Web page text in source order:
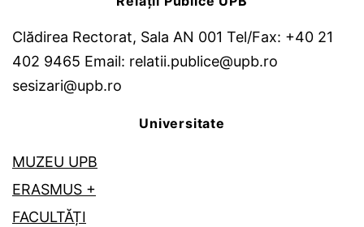
Clădirea Rectorat, Sala AN 001 Tel/Fax: +40 21
402 9465 Email: relatii.publice@upb.ro
sesizari@upb.ro
Universitate
MUZEU UPB
ERASMUS +
FACULTĂȚI